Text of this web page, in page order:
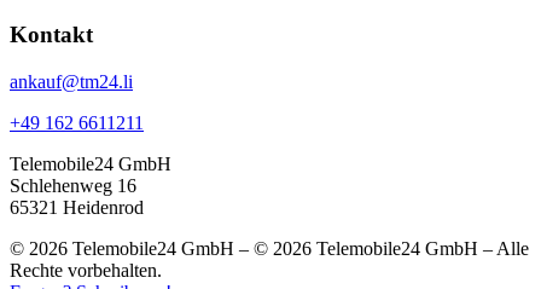
Kontakt
ankauf@tm24.li
+49 162 6611211
Telemobile24 GmbH
Schlehenweg 16
65321 Heidenrod
© 2026 Telemobile24 GmbH – © 2026 Telemobile24 GmbH – Alle
Rechte vorbehalten.